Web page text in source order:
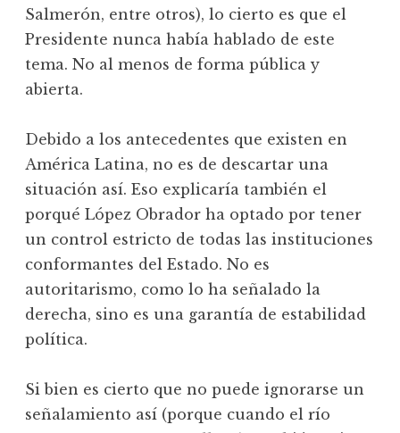
Salmerón, entre otros), lo cierto es que el
Presidente nunca había hablado de este
tema. No al menos de forma pública y
abierta.
Debido a los antecedentes que existen en
América Latina, no es de descartar una
situación así. Eso explicaría también el
porqué López Obrador ha optado por tener
un control estricto de todas las instituciones
conformantes del Estado. No es
autoritarismo, como lo ha señalado la
derecha, sino es una garantía de estabilidad
política.
Si bien es cierto que no puede ignorarse un
señalamiento así (porque cuando el río